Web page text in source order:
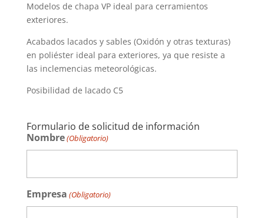
Modelos de chapa VP ideal para cerramientos
exteriores.
Acabados lacados y sables (Oxidón y otras texturas)
en poliéster ideal para exteriores, ya que resiste a
las inclemencias meteorológicas.
Posibilidad de lacado C5
Formulario de solicitud de información
Nombre(Obligatorio)
Empresa (Obligatorio)